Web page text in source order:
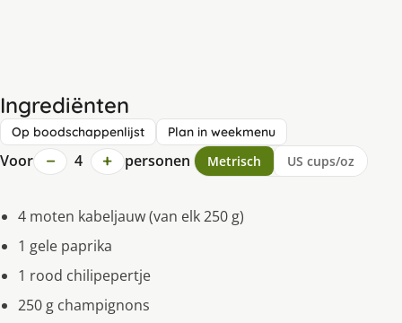
Ingrediënten
Op boodschappenlijst Plan in weekmenu
Voor − 4 + personen Metrisch US cups/oz
4 moten kabeljauw (van elk 250 g)
1 gele paprika
1 rood chilipepertje
250 g champignons